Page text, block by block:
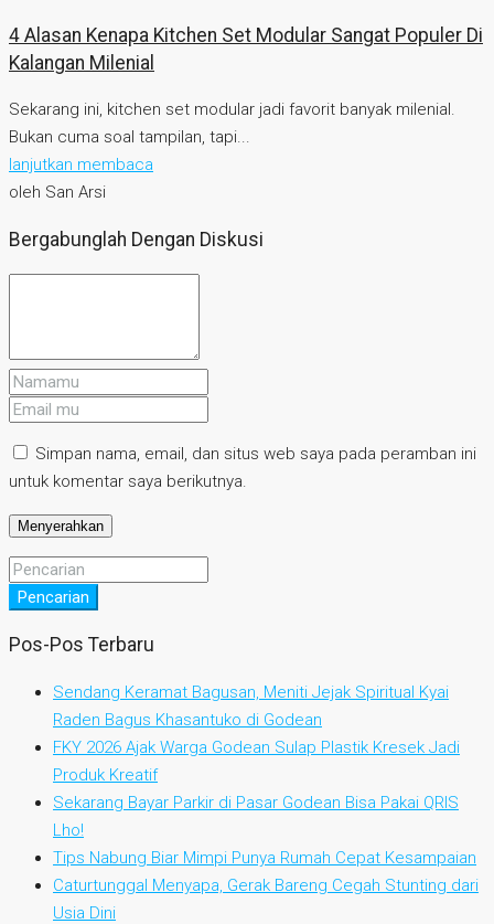
4 Alasan Kenapa Kitchen Set Modular Sangat Populer Di
Kalangan Milenial
Sekarang ini, kitchen set modular jadi favorit banyak milenial.
Bukan cuma soal tampilan, tapi...
lanjutkan membaca
oleh San Arsi
Bergabunglah Dengan Diskusi
Simpan nama, email, dan situs web saya pada peramban ini
untuk komentar saya berikutnya.
Pencarian
Pos-Pos Terbaru
Sendang Keramat Bagusan, Meniti Jejak Spiritual Kyai
Raden Bagus Khasantuko di Godean
FKY 2026 Ajak Warga Godean Sulap Plastik Kresek Jadi
Produk Kreatif
Sekarang Bayar Parkir di Pasar Godean Bisa Pakai QRIS
Lho!
Tips Nabung Biar Mimpi Punya Rumah Cepat Kesampaian
Caturtunggal Menyapa, Gerak Bareng Cegah Stunting dari
Usia Dini